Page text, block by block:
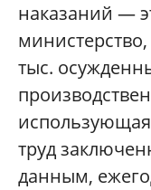
наказаний —
тыс.
труд
данным,